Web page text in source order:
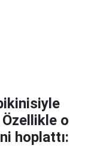
Özellikle o
hoplattı: